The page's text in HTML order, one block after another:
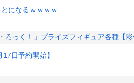
になるｗｗｗｗ
っく！」プライズフィギュア各種【彩
日予約開始】